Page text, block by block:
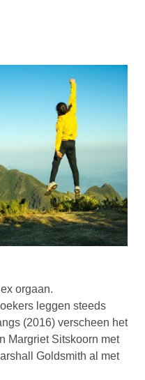
orgaan.
leggen steeds
(2016) verscheen het
Margriet Sitskoorn met
Goldsmith al met